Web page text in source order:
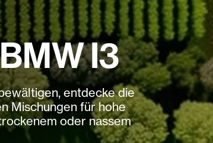
I3
entdecke die
Mischungen für hohe
oder nassem